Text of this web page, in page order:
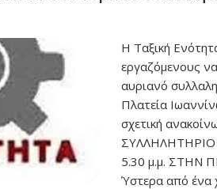
Η Ταξική
εργαζόμενους
αυριανό
Πλατεία
σχετική
5.30 μ.μ. ΣΤΗΝ
Ύστερα από ένα